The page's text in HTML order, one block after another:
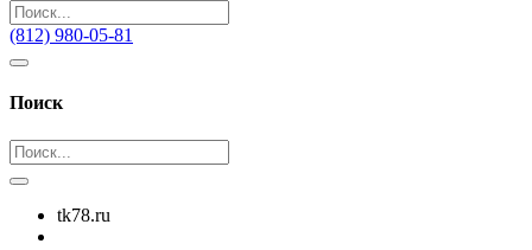
(812) 980-05-81
Поиск
tk78.ru